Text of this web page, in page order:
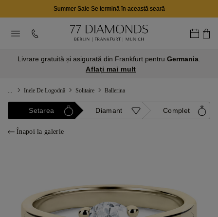
Summer Sale Se termină în această seară
Livrare gratuită și asigurată din Frankfurt pentru Germania
Aflați mai mult
Inele De Logodnă Solitaire Ballerina
Setarea Diamant Complet
Înapoi la galerie